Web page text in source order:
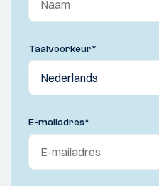
Taalvoorkeur*
E-mailadres*